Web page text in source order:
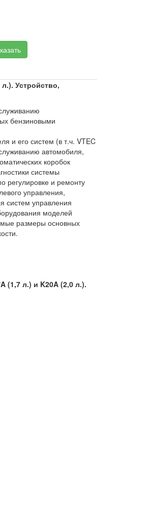
Устройство,
бензиновыми
и его систем (в т.ч. VTEC
автомобиля,
коробок
системы
регулировке и ремонту
управления,
систем управления
моделей
размеры основных
(1,7 л.) и K20A (2,0 л.).